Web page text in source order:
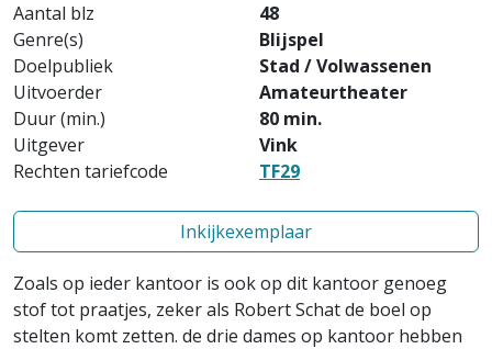
Aantal blz
48
Genre(s)
Blijspel
Doelpubliek
Stad / Volwassenen
Uitvoerder
Amateurtheater
Duur (min.)
80 min.
Uitgever
Vink
Rechten tariefcode
TF29
Inkijkexemplaar
Zoals op ieder kantoor is ook op dit kantoor genoeg
stof tot praatjes, zeker als Robert Schat de boel op
stelten komt zetten. de drie dames op kantoor hebben